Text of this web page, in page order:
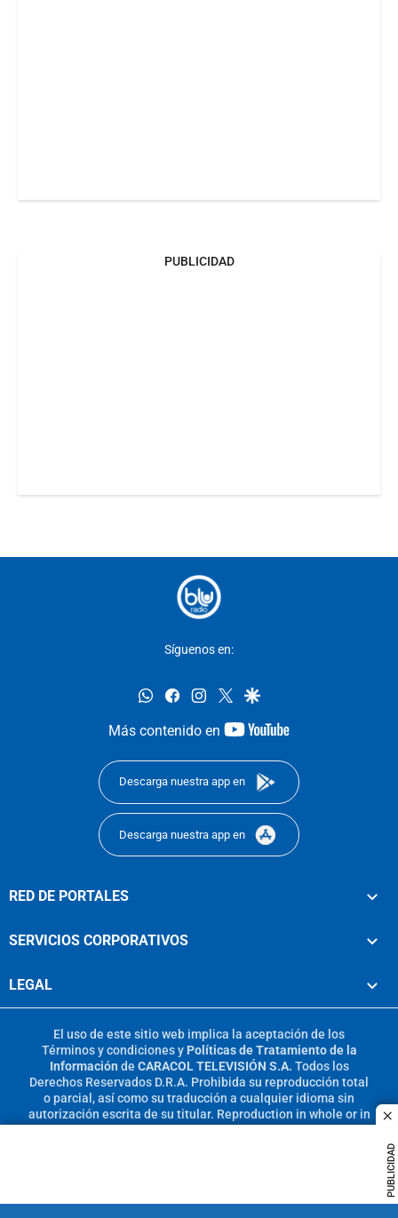
PUBLICIDAD
PUBLICIDAD
Síguenos en:
whatsappfacebookinstagram
twittergoogle
Más contenido en
youtube-
Descarga nuestra app en
Descarga nuestra app en
RED DE PORTALES
SERVICIOS CORPORATIVOS
LEGAL
El uso de este sitio web implica la aceptación de los
Términos y condicionesy Políticas de Tratamiento de la
Información de CARACOL TELEVISIÓN S.A. Todos los
Derechos Reservados D.R.A. Prohibida su reproducción total
o parcial, así como su traducción a cualquier idioma sin
autorización escrita de su titular. Reproduction in whole or in